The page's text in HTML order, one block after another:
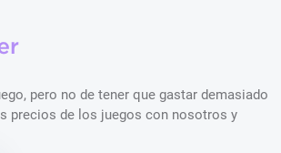
pero no de tener que gastar demasiado
precios de los juegos con nosotros y